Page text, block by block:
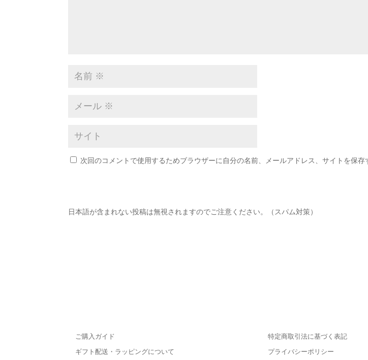
次回のコメントで使用するためブラウザーに自分の名前、メールアドレス、サイトを保存
日本語が含まれない投稿は無視されますのでご注意ください。（スパム対策）
ご購入ガイド
ギフト配送・ラッピングについて
特定商取引法に基づく表記
プライバシーポリシー